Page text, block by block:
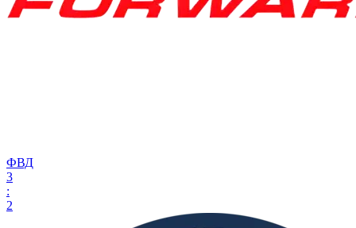
ФВД
3
:
2